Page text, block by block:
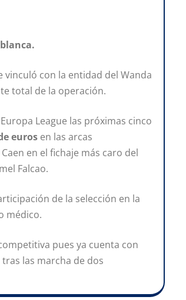
vinculó con la entidad del Wanda
total de la operación.
League las próximas cinco
euros en las arcas
en el fichaje más caro del
Falcao.
de la selección en la
médico.
pues ya cuenta con
las marcha de dos